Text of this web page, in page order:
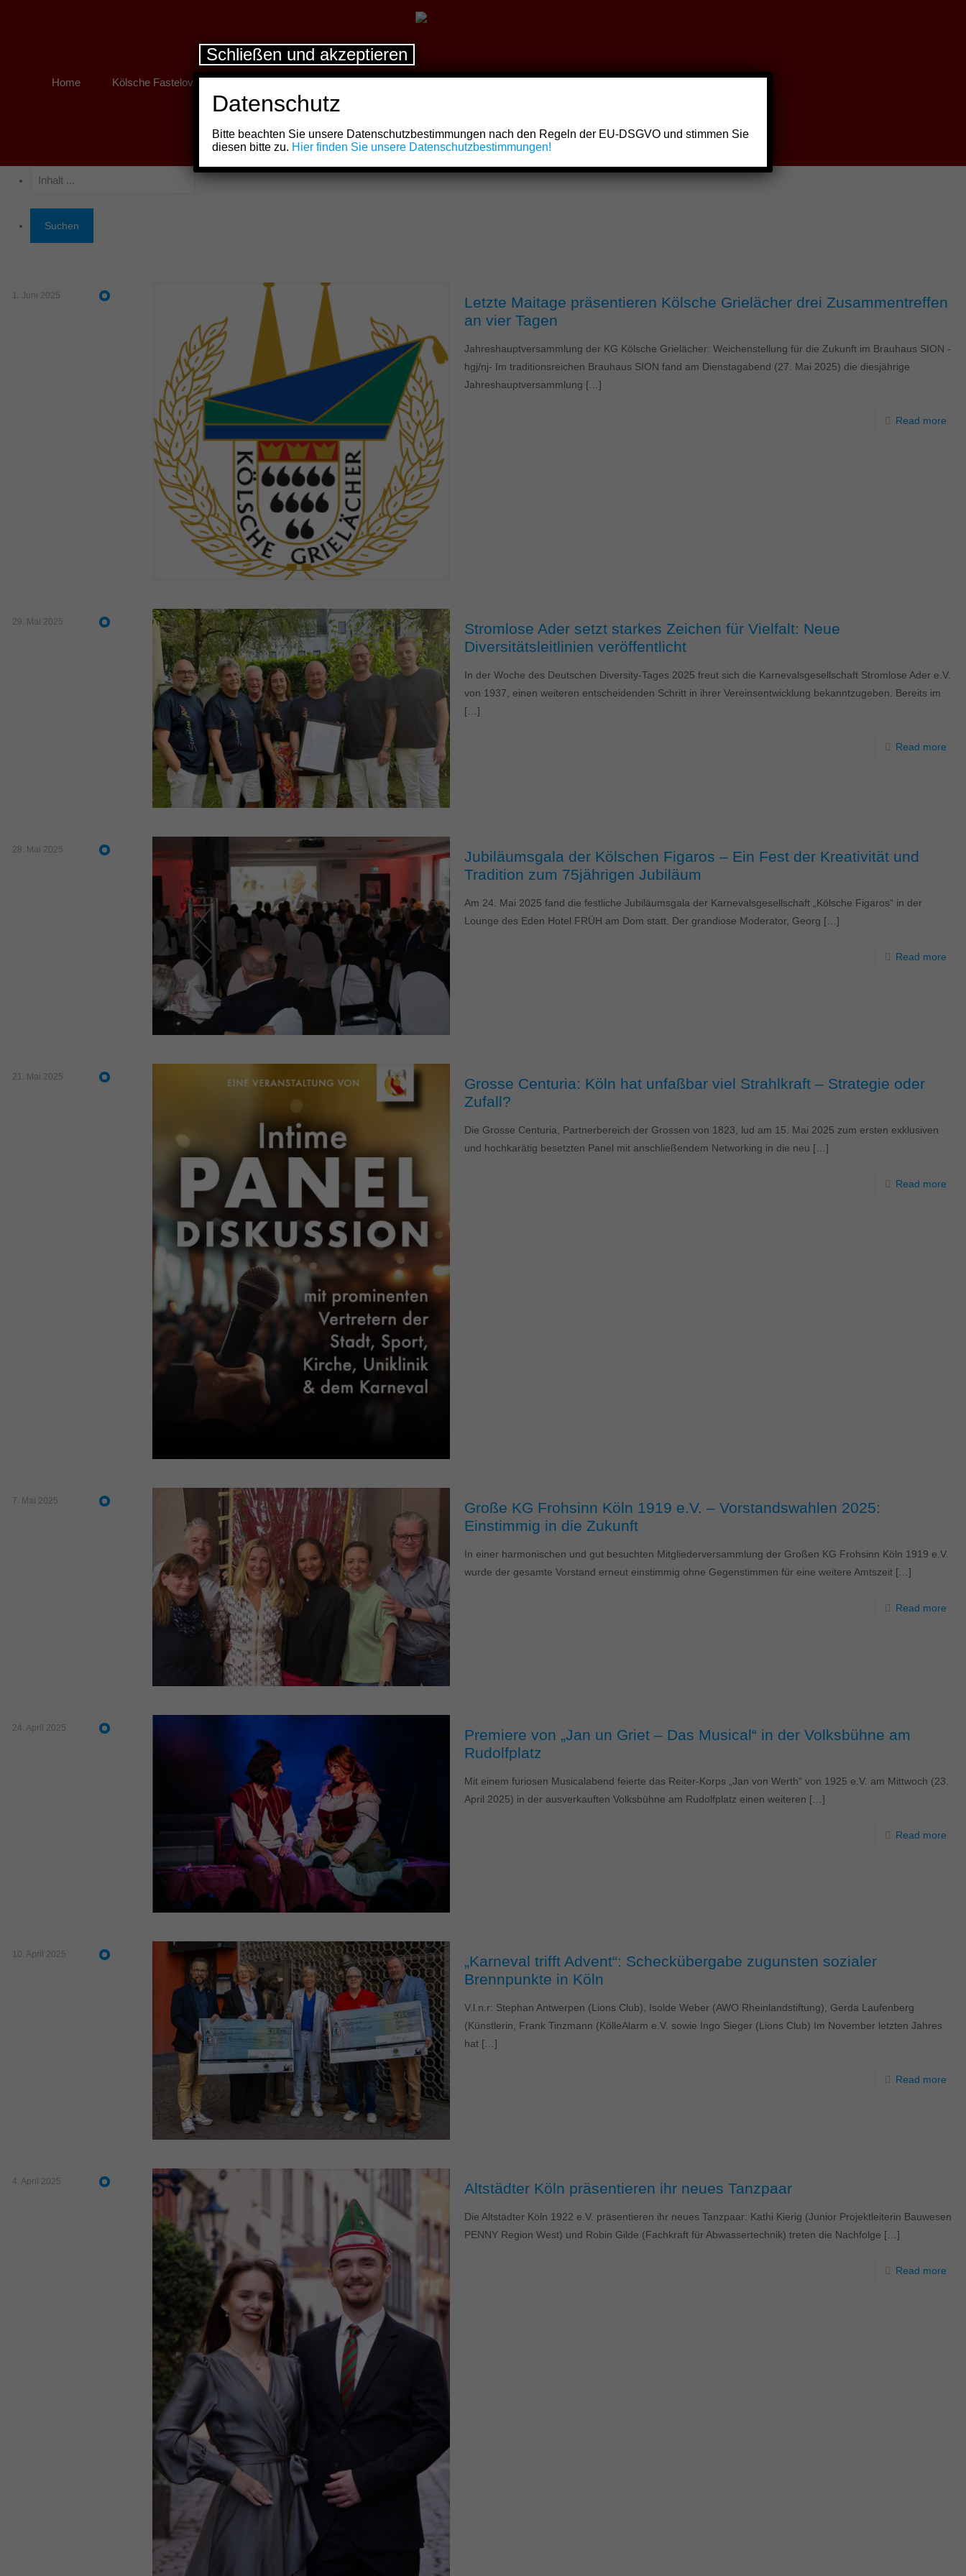
Home Kölsche Fastelovend
1. Juni 2025
Letzte Maitage präsentieren Kölsche Grielächer drei Zusammentreffen
an vier Tagen
Jahreshauptversammlung der KG Kölsche Grielächer: Weichenstellung für die Zukunft im Brauhaus SION -
hgj/nj- Im traditionsreichen Brauhaus SION fand am Dienstagabend (27. Mai 2025) die diesjährige
Jahreshauptversammlung […]
Read more
29. Mai 2025
Stromlose Ader setzt starkes Zeichen für Vielfalt: Neue
Diversitätsleitlinien veröffentlicht
In der Woche des Deutschen Diversity-Tages 2025 freut sich die Karnevalsgesellschaft Stromlose Ader e.V.
von 1937, einen weiteren entscheidenden Schritt in ihrer Vereinsentwicklung bekanntzugeben. Bereits im
[…]
Read more
28. Mai 2025
Jubiläumsgala der Kölschen Figaros – Ein Fest der Kreativität und
Tradition zum 75jährigen Jubiläum
Am 24. Mai 2025 fand die festliche Jubiläumsgala der Karnevalsgesellschaft „Kölsche Figaros“ in der
Lounge des Eden Hotel FRÜH am Dom statt. Der grandiose Moderator, Georg […]
Read more
21. Mai 2025
Grosse Centuria: Köln hat unfaßbar viel Strahlkraft – Strategie oder
Zufall?
Die Grosse Centuria, Partnerbereich der Grossen von 1823, lud am 15. Mai 2025 zum ersten exklusiven
und hochkarätig besetzten Panel mit anschließendem Networking in die neu […]
Read more
7. Mai 2025
Große KG Frohsinn Köln 1919 e.V. – Vorstandswahlen 2025:
Einstimmig in die Zukunft
In einer harmonischen und gut besuchten Mitgliederversammlung der Großen KG Frohsinn Köln 1919 e.V.
wurde der gesamte Vorstand erneut einstimmig ohne Gegenstimmen für eine weitere Amtszeit […]
Read more
24. April 2025
Premiere von „Jan un Griet – Das Musical“ in der Volksbühne am
Rudolfplatz
Mit einem furiosen Musicalabend feierte das Reiter-Korps „Jan von Werth“ von 1925 e.V. am Mittwoch (23.
April 2025) in der ausverkauften Volksbühne am Rudolfplatz einen weiteren […]
Read more
10. April 2025
„Karneval trifft Advent“: Scheckübergabe zugunsten sozialer
Brennpunkte in Köln
V.l.n.r: Stephan Antwerpen (Lions Club), Isolde Weber (AWO Rheinlandstiftung), Gerda Laufenberg
(Künstlerin, Frank Tinzmann (KölleAlarm e.V. sowie Ingo Sieger (Lions Club) Im November letzten Jahres
hat […]
Read more
4. April 2025 Altstädter Köln präsentieren ihr neues Tanzpaar
Die Altstädter Köln 1922 e.V. präsentieren ihr neues Tanzpaar: Kathi Kierig (Junior Projektleiterin Bauwesen
PENNY Region West) und Robin Gilde (Fachkraft für Abwassertechnik) treten die Nachfolge […]
Read more
Datenschutz
Bitte beachten Sie unsere Datenschutzbestimmungen nach den Regeln der EU-DSGVO und stimmen Sie
diesen bitte zu. Hier finden Sie unsere Datenschutzbestimmungen!
Schließen und akzeptieren